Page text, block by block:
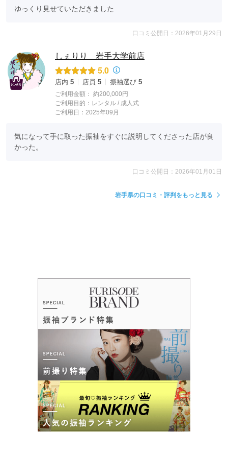
ゆっくり見せていただきました
口コミ公開日：2026年01月29日
しぇりり 岩手大学前店
5.0
店内 5 店員 5 振袖選び 5
ご利用金額： 約200,000円
ご利用目的： レンタル / 成人式
ご利用日：2025年09月
気になって手に取った振袖をすぐに説明してくださった店が良
かった。
口コミ公開日：2026年01月01日
岩手県の口コミ・評判をもっと見る